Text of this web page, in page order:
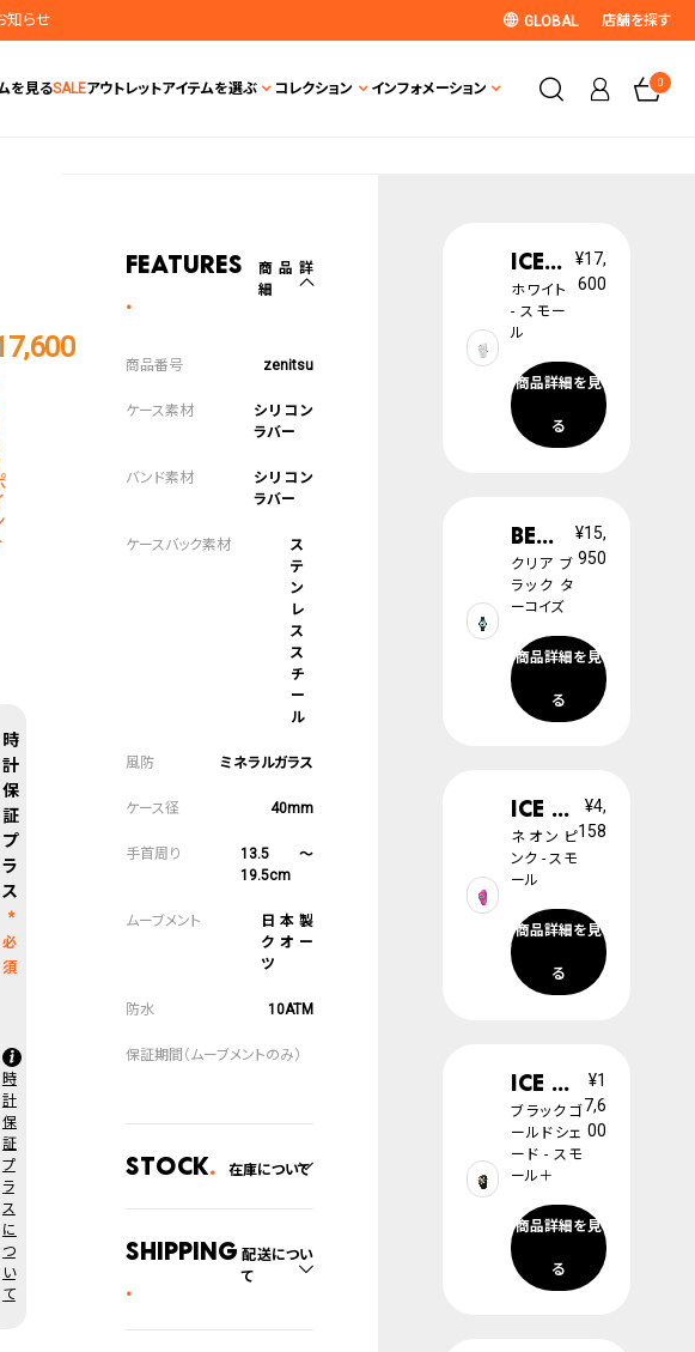
知らせ
を見るSALEアウトレットアイテムを選ぶ コレクション インフォメーション
店舗を探す
GLOBAL
0
時
計
保
証
プ
ラ
ス
時
計
保
証
プ
ラ
ス
に
つ
い
て
Features
商品詳
細
zenitsu
シリコン
ラバー
シリコン
ラバー
ス
テ
ン
レ
ス
ス
チ
ー
ル
ミネラルガラス
40mm
13.5～
19.5cm
日本製
クオー
ツ
10ATM
Stock 在庫について
ているため、在庫切れの場合
がございます。
在庫切れの場合、キャンセルを
Shipping 配送につい
て
ICE pearl
ホワイト
- スモー
ル
¥17,
600
商品詳細を見
る
BEWATCH
クリア ブ
ラック タ
ーコイズ
¥15,
950
商品詳細を見
る
ICE digit retro
ネオンピ
ンク - スモ
ール
¥4,
158
商品詳細を見
る
ICE champagne
ブラックゴ
ールドシェ
ード - スモ
ール＋
¥1
7,6
00
商品詳細を見
る